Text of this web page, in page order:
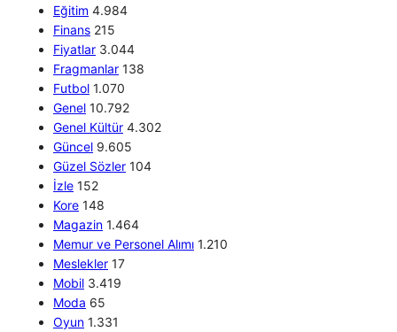
Eğitim 4.984
Finans 215
Fiyatlar 3.044
Fragmanlar 138
Futbol 1.070
Genel 10.792
Genel Kültür 4.302
Güncel 9.605
Güzel Sözler 104
İzle 152
Kore 148
Magazin 1.464
Memur ve Personel Alımı 1.210
Meslekler 17
Mobil 3.419
Moda 65
Oyun 1.331